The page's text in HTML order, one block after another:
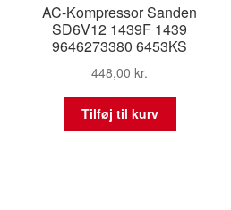
AC-Kompressor Sanden
SD6V12 1439F 1439
9646273380 6453KS
448,00kr.
Tilføj til kurv